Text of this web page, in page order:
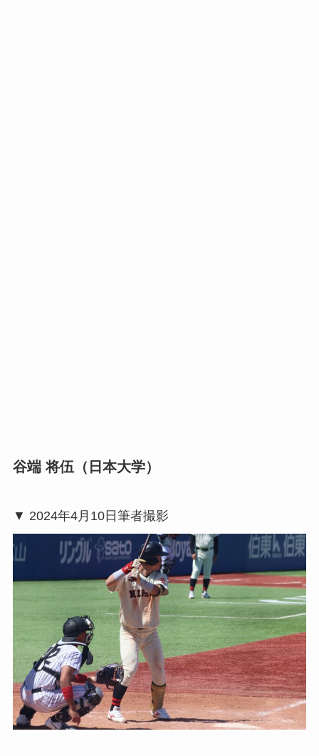
谷端 将伍（日本大学）
▼ 2024年4月10日筆者撮影